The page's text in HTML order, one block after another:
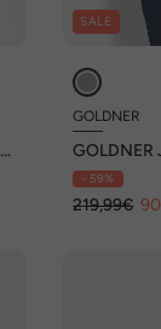
SALE
GOLDNER
GOLDNER
materiaal
- 59%
219,99€